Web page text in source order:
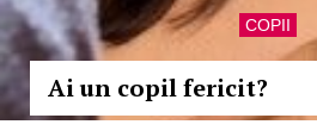
COPII
Ai un copil fericit?